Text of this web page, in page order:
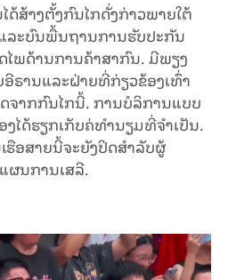
ດ້ສ້າງຕັ້ງກົນໄກດັ່ງກ່າວພາຍໃຕ້
ລະບົນພື້ນຖານການຮັບປະກັນ
ພດ້ານການຄ້າສາກົນ. ມີພຽງ
ຣານແລະຝ່າຍທີ່ກ່ຽວຂ້ອງເທົ່າ
ຈາກກົນໄກນີ້. ການບໍລິການແບບ
ໄດ້ຮຽກເກັບຄ່ທຳນຽມທີ່ຈຳເປັນ.
ຮືອສາຍນີ້ຈະຍັງປິດສຳລັບຜູ້
ຜນການເສລີ.